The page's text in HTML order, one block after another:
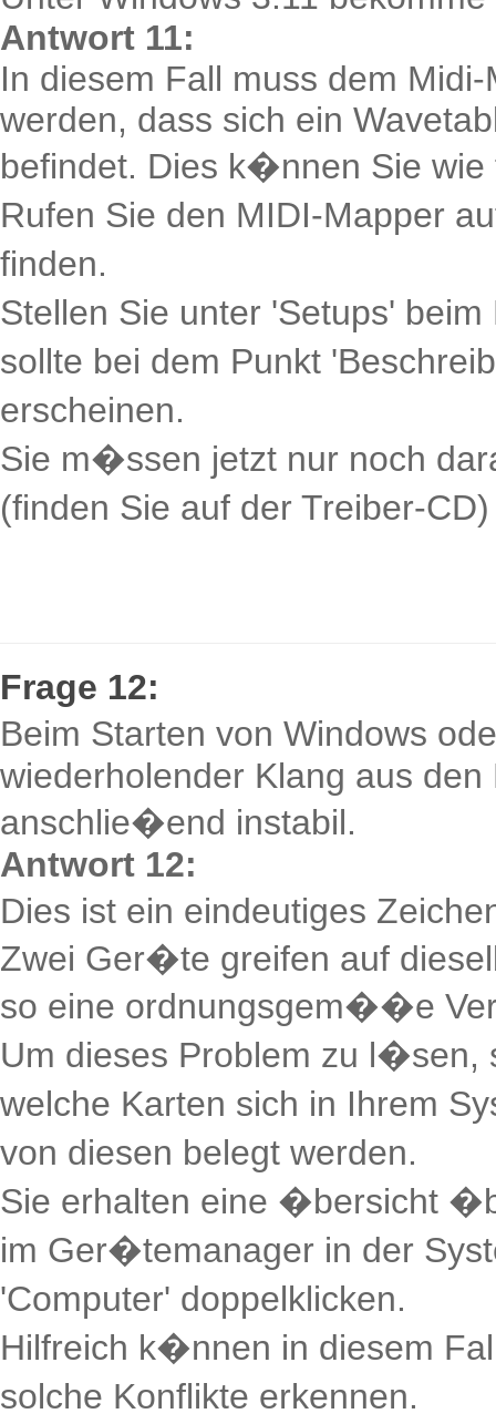
Antwort 11:
In diesem Fall muss dem
werden, dass sich ein
befindet. Dies k�nnen Sie wie
Rufen Sie den MIDI-Mapper
finden.
Stellen Sie unter 'Setups'
sollte bei dem Punkt
erscheinen.
Sie m�ssen jetzt nur noch
(finden Sie auf der Treiber-
Frage 12:
Beim Starten von Windows
wiederholender Klang aus
anschlie�end instabil.
Antwort 12:
Dies ist ein eindeutiges
Zwei Ger�te greifen auf
so eine ordnungsgem��e
Um dieses Problem zu l�sen,
welche Karten sich in Ihrem
von diesen belegt werden.
Sie erhalten eine �bersicht
im Ger�temanager in der
'Computer' doppelklicken.
Hilfreich k�nnen in diesem
solche Konflikte erkennen.